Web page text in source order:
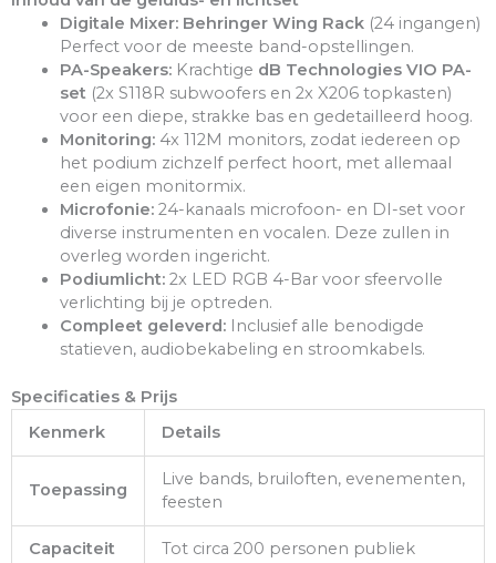
Digitale Mixer: Behringer Wing Rack(24 ingangen)
Perfect voor de meeste band-opstellingen.
PA-Speakers:Krachtige dB Technologies VIO PA-
set(2x S118R subwoofers en 2x X206 topkasten)
voor een diepe, strakke bas en gedetailleerd hoog.
Monitoring:4x 112M monitors, zodat iedereen op
het podium zichzelf perfect hoort, met allemaal
een eigen monitormix.
Microfonie:24-kanaals microfoon- en DI-set voor
diverse instrumenten en vocalen. Deze zullen in
overleg worden ingericht.
Podiumlicht:2x LED RGB 4-Bar voor sfeervolle
verlichting bij je optreden.
Compleet geleverd:Inclusief alle benodigde
statieven, audiobekabeling en stroomkabels.
Specificaties & Prijs
Kenmerk
Details
Toepassing
Live bands, bruiloften, evenementen,
feesten
Capaciteit Tot circa 200 personen publiek